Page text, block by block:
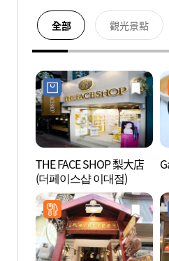
全部 觀光景點
THE FACE SHOP 梨大店
(더페이스샵 이대점)